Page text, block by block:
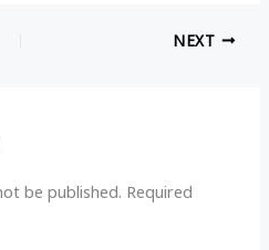
NEXT
be published. Required